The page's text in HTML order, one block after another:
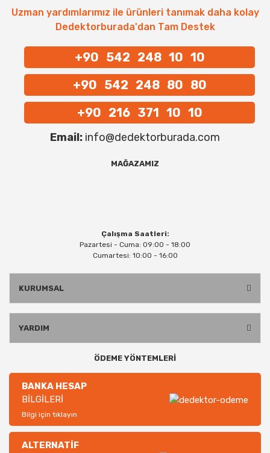
Uzman yardımlarımız ile ürünleri tanımak daha kolay
Dedektorburada'dan Tam Destek
+90 542 248 10 10
+90 542 248 80 80
+90 216 371 10 10
Email: info@dedektorburada.com
MAĞAZAMIZ
Çalışma Saatleri:
Pazartesi - Cuma: 09:00 - 18:00
Cumartesi: 10:00 - 16:00
KURUMSAL
YARDIM
ÖDEME YÖNTEMLERİ
BANKA HESAP
BİLGİLERİ
Bilgi için tıklayın
ALTERNATİF